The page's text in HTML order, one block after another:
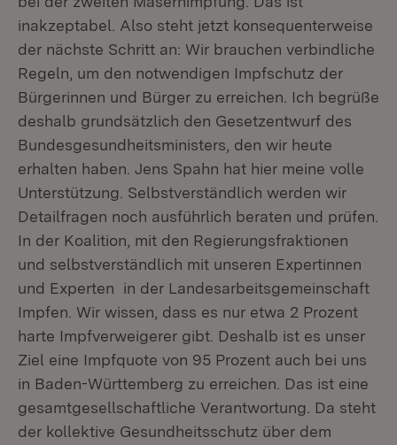
inakzeptabel. Also steht jetzt konsequenterweise
der nächste Schritt an: Wir brauchen verbindliche
Regeln, um den notwendigen Impfschutz der
Bürgerinnen und Bürger zu erreichen. Ich begrüße
deshalb grundsätzlich den Gesetzentwurf des
Bundesgesundheitsministers, den wir heute
erhalten haben. Jens Spahn hat hier meine volle
Unterstützung. Selbstverständlich werden wir
Detailfragen noch ausführlich beraten und prüfen.
In der Koalition, mit den Regierungsfraktionen
und selbstverständlich mit unseren Expertinnen
und Experten in der Landesarbeitsgemeinschaft
Impfen. Wir wissen, dass es nur etwa 2 Prozent
harte Impfverweigerer gibt. Deshalb ist es unser
Ziel eine Impfquote von 95 Prozent auch bei uns
in Baden-Württemberg zu erreichen. Das ist eine
gesamtgesellschaftliche Verantwortung. Da steht
der kollektive Gesundheitsschutz über dem